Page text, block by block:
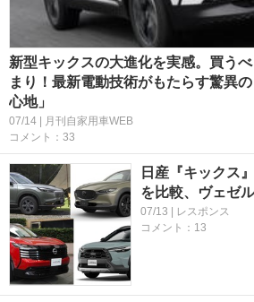
新型キックスの大進化を実感。買う
まり！最新電動技術がもたらす驚異
心地」
07/14 | 月刊自家用車WEB
コメント：33
日産『キックス
を比較、ヴェゼ
07/13 | レスポンス
コメント：13